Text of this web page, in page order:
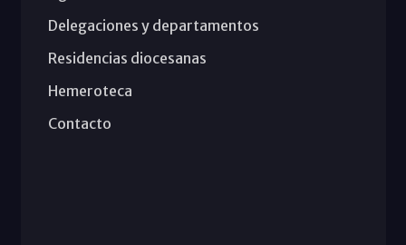
Delegaciones y departamentos
Residencias diocesanas
Hemeroteca
Contacto